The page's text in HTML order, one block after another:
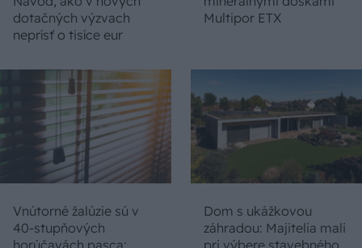
dotačných výzvach
neprísť o tisíce eur
Multipor ETX
Vnútorné žalúzie sú v
40-stupňových
horúčavách pasca:
Dom s ukážkovou
záhradou: Majitelia mali
pri výbere stavebného